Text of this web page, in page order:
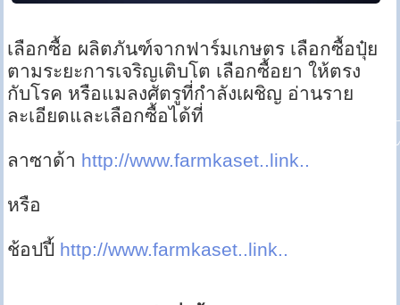
เลือกซื้อ ผลิตภันฑ์จากฟาร์มเกษตร เลือกซื้อปุ๋ย
ตามระยะการเจริญเติบโต เลือกซื้อยา ให้ตรง
กับโรค หรือแมลงศัตรูที่กำลังเผชิญ อ่านราย
ละเอียดและเลือกซื้อได้ที่
ลาซาด้า http://www.farmkaset..link..
หรือ
ช้อปปี้ http://www.farmkaset..link..